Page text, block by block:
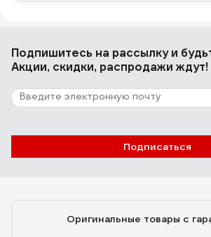
Подпишитесь на рассылкуи
Акции, скидки, распродажи ждут!
Подписаться
Оригинальные товары с